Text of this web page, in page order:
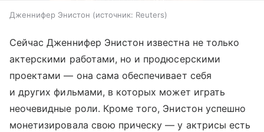
Дженнифер Энистон источник: Reuters
Сейчас Дженнифер Энистон известна не только
актерскими работами, но и продюсерскими
проектами — она сама обеспечивает себя
и других фильмами, в которых может играть
неочевидные роли. Кроме того, Энистон успешно
монетизировала свою прическу — у актрисы есть